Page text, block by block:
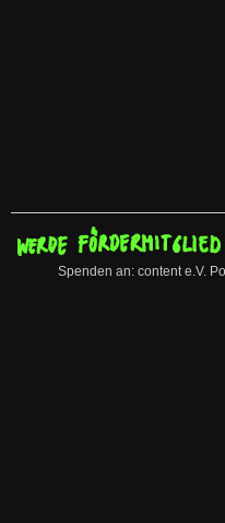
Spenden an: content e.V.